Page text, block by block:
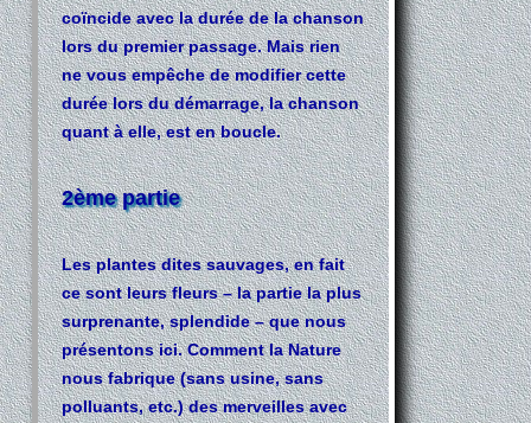
coïncide avec la durée de la chanson
lors du premier passage. Mais rien
ne vous empêche de modifier cette
durée lors du démarrage, la chanson
quant à elle, est en boucle.
2ème partie
Les plantes dites sauvages,en fait
ce sont leurs fleurs – la partie la plus
surprenante, splendide – que nous
présentons ici. Comment la Nature
nous fabrique (sans usine, sans
polluants, etc.) des merveilles avec